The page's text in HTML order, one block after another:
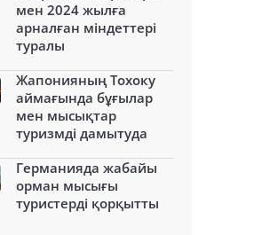
мен 2024 жылға
арналған міндеттері
туралы
Жапонияның Тохоку
аймағында бұғылар
мен мысықтар
туризмді дамытуда
Германияда жабайы
орман мысығы
туристерді қорқытты